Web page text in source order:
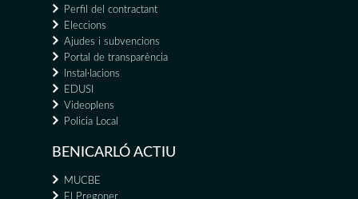
Perfil del contractant
Eleccions
Ajudes i subvencions
Portal de transparència
Instal·lacions
EDUSI
Videoplens
Policia Local
BENICARLÓ ACTIU
MUCBE
El Pregoner